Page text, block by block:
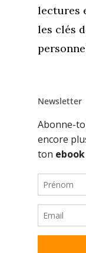
lectures
les clés
Newsletter